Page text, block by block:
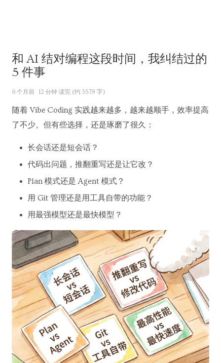
和 AI 结对编程这段时间，我纠结过的
5 件事
6 个月前 12 分钟 读完 (约 3579 字)
随着 Vibe Coding 实践越来越多，越来越顺手，效率提高
了不少。但有些选择，还是琢磨了很久：
长会话还是短会话？
代码出问题，推翻重写还是让它改？
Plan 模式还是 Agent 模式？
用 Git 管理还是用工具自带的功能？
用最强模型还是最快模型？